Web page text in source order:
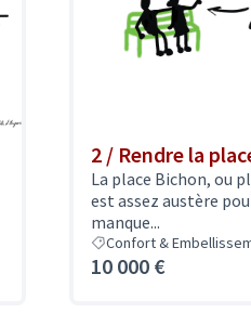
2 / Rendre la
La place Bichon, ou
est assez austère
manque...
Confort &
10 000 €